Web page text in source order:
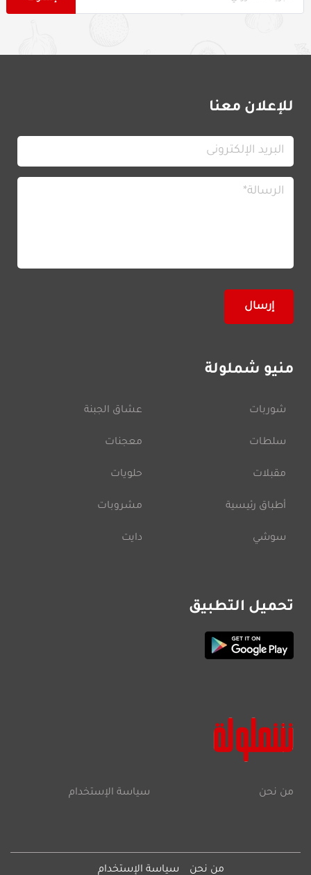
للإعلان معنا
منيو شملولة
شوربات
سلطات
مقبلات
أطباق رئيسية
سوشي
عشاق الجبنة
معجنات
حلويات
مشروبات
دايت
تحميل التطبيق
من نحن سياسة الإستخدام
من نحن سياسة الإستخدام